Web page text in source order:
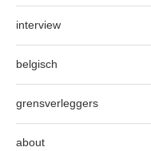
interview
belgisch
grensverleggers
about